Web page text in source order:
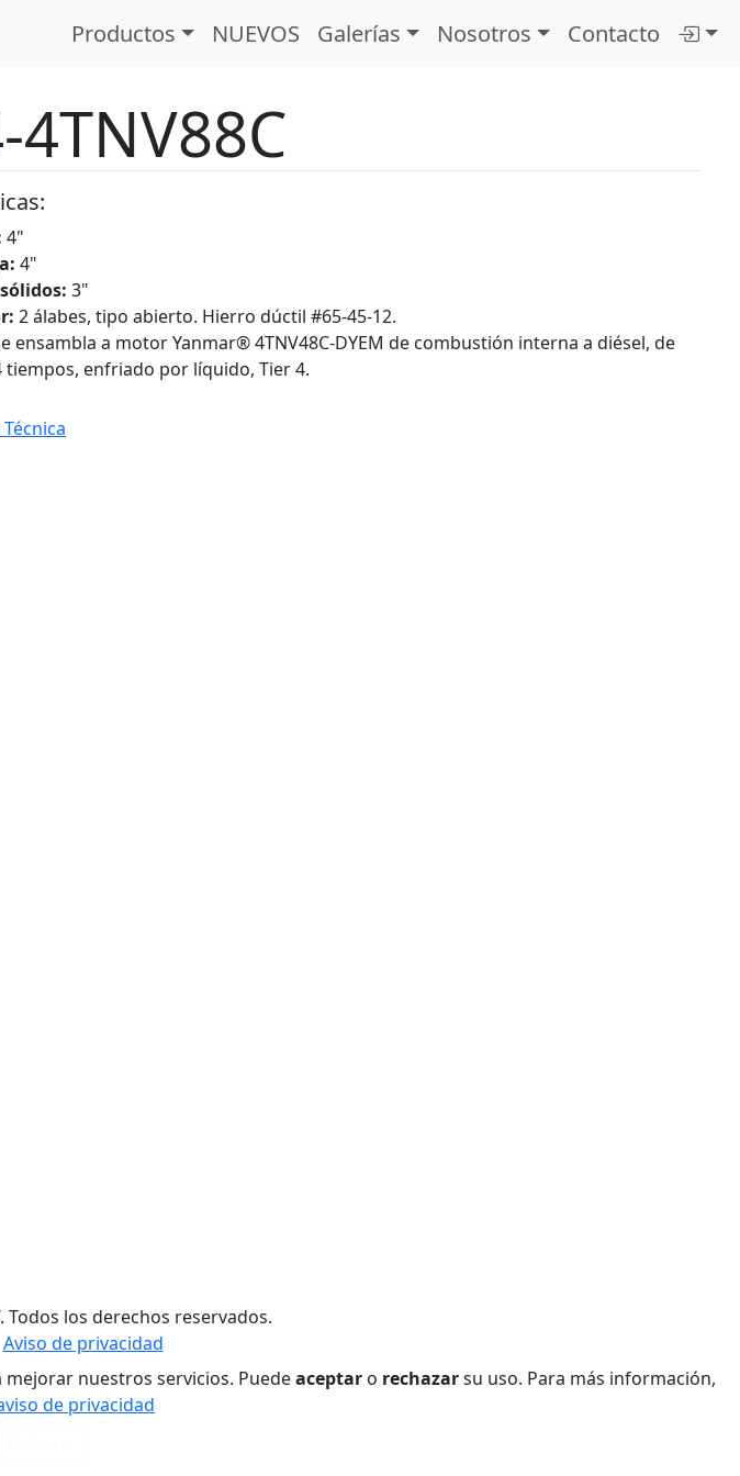
Productos NUEVOS Galerías Nosotros Contacto
4TNV88C
4"
4"
3"
2 álabes, tipo abierto. Hierro dúctil #65-45-12.
ensambla a motor Yanmar® 4TNV48C-DYEM de combustión interna a diésel, de
tiempos, enfriado por líquido, Tier 4.
Todos los derechos reservados.
Aviso de privacidad
nuestros servicios. Puedeaceptar o rechazarsu uso. Para más información,
de privacidad